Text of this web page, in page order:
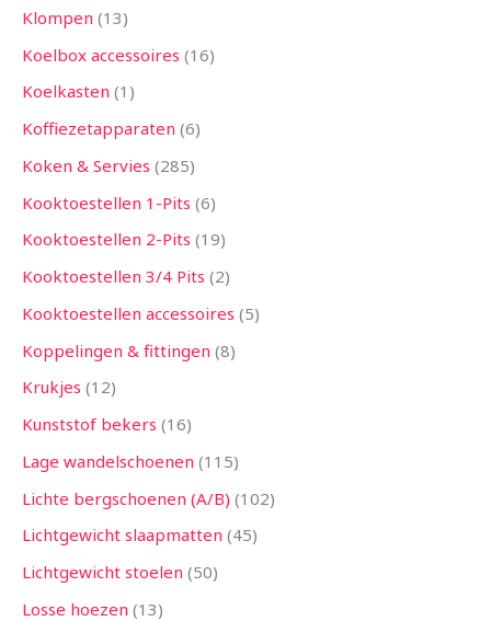
Klompen 13
Koelbox accessoires 16
Koelkasten 1
Koffiezetapparaten 6
Koken & Servies 285
Kooktoestellen 1-Pits 6
Kooktoestellen 2-Pits 19
Kooktoestellen 3/4 Pits 2
Kooktoestellen accessoires 5
Koppelingen & fittingen 8
Krukjes 12
Kunststof bekers 16
Lage wandelschoenen 115
Lichte bergschoenen (A/B) 102
Lichtgewicht slaapmatten 45
Lichtgewicht stoelen 50
Losse hoezen 13